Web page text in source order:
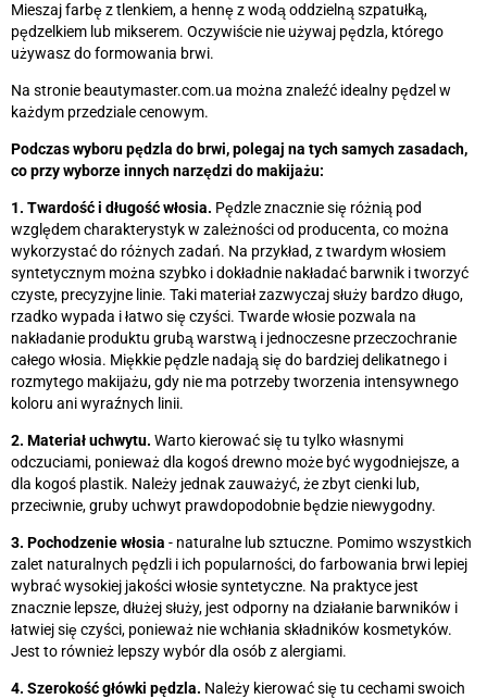
Mieszaj farbę z tlenkiem, a hennę z wodą oddzielną szpatułką,
pędzelkiem lub mikserem. Oczywiście nie używaj pędzla, którego
używasz do formowania brwi.
Na stronie beautymaster.com.ua można znaleźć idealny pędzel w
każdym przedziale cenowym.
Podczas wyboru pędzla do brwi, polegaj na tych samych zasadach,
co przy wyborze innych narzędzi do makijażu:
1. Twardość i długość włosia. Pędzle znacznie się różnią pod
względem charakterystyk w zależności od producenta, co można
wykorzystać do różnych zadań. Na przykład, z twardym włosiem
syntetycznym można szybko i dokładnie nakładać barwnik i tworzyć
czyste, precyzyjne linie. Taki materiał zazwyczaj służy bardzo długo,
rzadko wypada i łatwo się czyści. Twarde włosie pozwala na
nakładanie produktu grubą warstwą i jednoczesne przeczochranie
całego włosia. Miękkie pędzle nadają się do bardziej delikatnego i
rozmytego makijażu, gdy nie ma potrzeby tworzenia intensywnego
koloru ani wyraźnych linii.
2. Materiał uchwytu. Warto kierować się tu tylko własnymi
odczuciami, ponieważ dla kogoś drewno może być wygodniejsze, a
dla kogoś plastik. Należy jednak zauważyć, że zbyt cienki lub,
przeciwnie, gruby uchwyt prawdopodobnie będzie niewygodny.
3. Pochodzenie włosia - naturalne lub sztuczne. Pomimo wszystkich
zalet naturalnych pędzli i ich popularności, do farbowania brwi lepiej
wybrać wysokiej jakości włosie syntetyczne. Na praktyce jest
znacznie lepsze, dłużej służy, jest odporny na działanie barwników i
łatwiej się czyści, ponieważ nie wchłania składników kosmetyków.
Jest to również lepszy wybór dla osób z alergiami.
4. Szerokość główki pędzla. Należy kierować się tu cechami swoich